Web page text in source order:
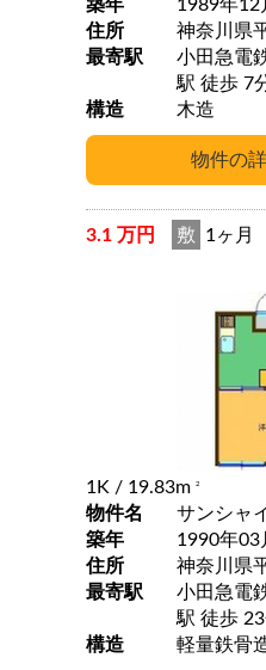
築年
1989年12
住所
神奈川県
最寄駅
小田急電
駅 徒歩
構造
木造
3.1 万円 敷 1ヶ月
1K / 19.83m 2
物件名
サンシャ
築年
1990年03
住所
神奈川県
最寄駅
小田急電
駅 徒
構造
軽量鉄骨